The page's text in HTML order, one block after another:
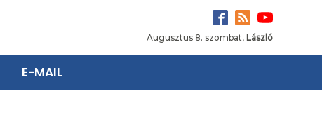
Augusztus 8. szombat, László
E-MAIL